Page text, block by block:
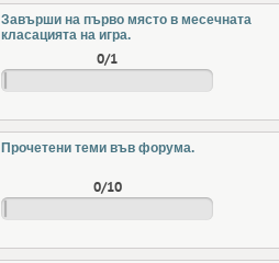
Завърши на първо място в месечната
класацията на игра.
0/1
Прочетени теми във форума.
0/10